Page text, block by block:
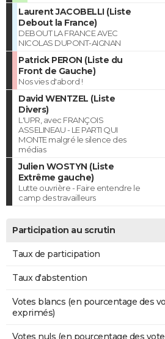
Laurent JACOBELLI (Liste
Debout la France)
DEBOUT LA FRANCE AVEC
NICOLAS DUPONT-AIGNAN
Patrick PERON (Liste du
Front de Gauche)
Nos vies d'abord !
David WENTZEL (Liste
Divers)
L'UPR, avec FRANÇOIS
ASSELINEAU - LE PARTI QUI
MONTE malgré le silence des
médias
Julien WOSTYN (Liste
Extrême gauche)
Lutte ouvrière - Faire entendre le
camp des travailleurs
Participation au scrutin
Taux de participation
Taux d'abstention
Votes blancs (en pourcentage des
exprimés)
Votes nuls (en pourcentage des